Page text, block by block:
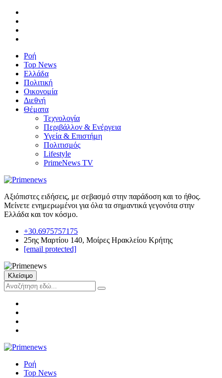
Ροή
Top News
Ελλάδα
Πολιτική
Οικονομία
Διεθνή
Θέματα
Τεχνολογία
Περιβάλλον & Ενέργεια
Υγεία & Επιστήμη
Πολιτισμός
Lifestyle
PrimeNews TV
Αξιόπιστες ειδήσεις, με σεβασμό στην παράδοση και το ήθος.
Μείνετε ενημερωμένοι για όλα τα σημαντικά γεγονότα στην
Ελλάδα και τον κόσμο.
+30.6975757175
25ης Μαρτίου 140, Μοίρες Ηρακλείου Κρήτης
[email protected]
Κλείσιμο
Ροή
Top News